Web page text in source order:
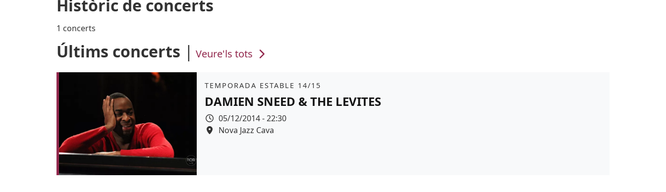
Històric de concerts
1 concerts
Últims concerts Veure'ls tots
Àmbit
TEMPORADA ESTABLE 14/15
DAMIEN SNEED & THE LEVITES
Data
05/12/2014 - 22:30
Espai
Nova Jazz Cava